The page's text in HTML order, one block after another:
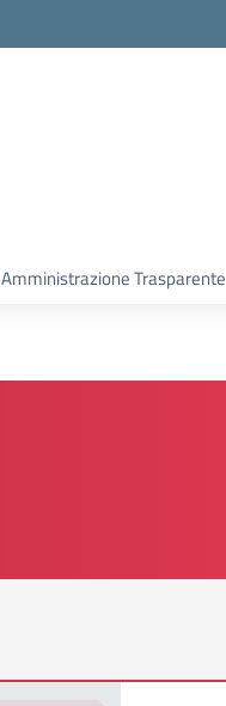
Amministrazione Trasparente